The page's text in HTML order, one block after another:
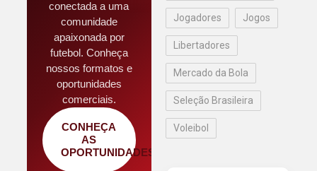
conectada a uma
comunidade
apaixonada por
futebol. Conheça
nossos formatos e
oportunidades
comerciais.
CONHEÇA
AS
OPORTUNIDADES
Jogadores Jogos
Libertadores
Mercado da Bola
Seleção Brasileira
Voleibol